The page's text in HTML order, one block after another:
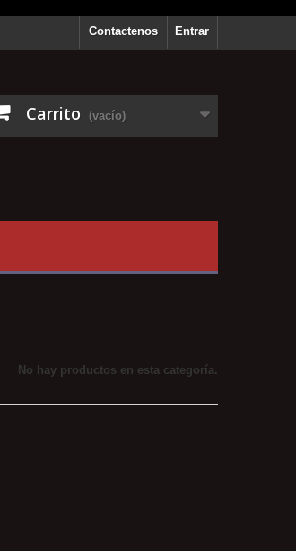
Entrar
Contactenos
Carrito (vacío)
No hay productos en esta categoría.